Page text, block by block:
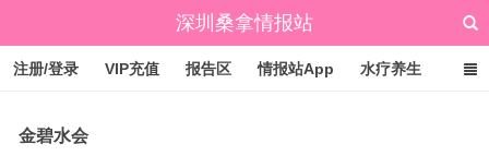
深圳桑拿情报站
注册/登录 VIP充值 报告区 情报站App 水疗养生
金碧水会